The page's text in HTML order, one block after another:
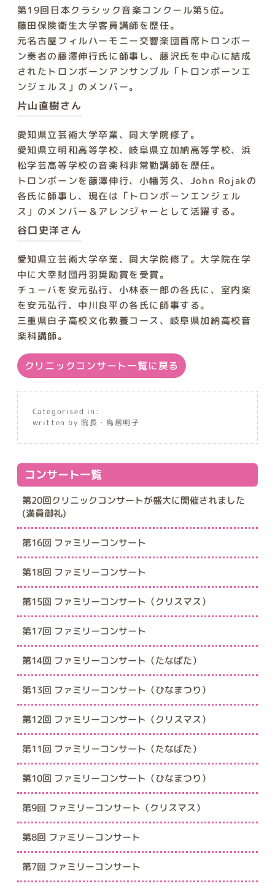
第19回日本クラシック音楽コンクール第5位。
藤田保険衛生大学客員講師を歴任。
元名古屋フィルハーモニー交響楽団首席トロンボー
ン奏者の藤澤伸行氏に師事し、藤沢氏を中心に結成
されたトロンボーンアンサンブル「トロンボーンエ
ンジェルス」のメンバー。
片山直樹さん
愛知県立芸術大学卒業、同大学院修了。
愛知県立明和高等学校、岐阜県立加納高等学校、浜
松学芸高等学校の音楽科非常勤講師を歴任。
トロンボーンを藤澤伸行、小幡芳久、John Rojakの
各氏に師事し、現在は「トロンボーンエンジェル
ス」のメンバー＆アレンジャーとして活躍する。
谷口史洋さん
愛知県立芸術大学卒業、同大学院修了。大学院在学
中に大幸財団丹羽奨励賞を受賞。
チューバを安元弘行、小林泰一郎の各氏に、室内楽
を安元弘行、中川良平の各氏に師事する。
三重県白子高校文化教養コース、岐阜県加納高校音
楽科講師。
クリニックコンサート一覧に戻る
Categorised in:
written by 院長・鳥居明子
コンサート一覧
第20回クリニックコンサートが盛大に開催されました
(満員御礼)
第16回 ファミリーコンサート
第18回 ファミリーコンサート
第15回 ファミリーコンサート（クリスマス）
第17回 ファミリーコンサート
第14回 ファミリーコンサート（たなばた）
第13回 ファミリーコンサート（ひなまつり）
第12回 ファミリーコンサート（クリスマス）
第11回 ファミリーコンサート（たなばた）
第10回 ファミリーコンサート（ひなまつり）
第9回 ファミリーコンサート（クリスマス）
第8回 ファミリーコンサート
第7回 ファミリーコンサート